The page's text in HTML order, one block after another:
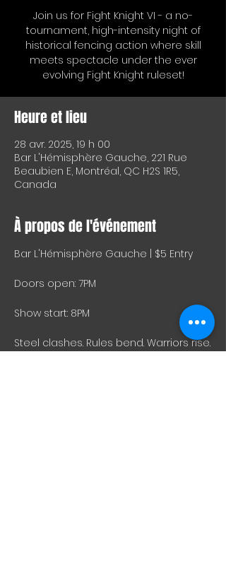
Join us for Fight Knight VI - a no-
tournament, high-intensity night of
historical fencing action where skill
meets spectacle under the ever
evolving Fight Knight ruleset!
Heure et lieu
28 avr. 2025, 19 h 00
Bar L'Hémisphère Gauche, 221 Rue
Beaubien E, Montréal, QC H2S 1R5,
Canada
À propos de l'événement
Bar L'Hémisphère Gauche | $5 Entry
Doors open: 7PM
Show start: 8PM
Steel clashes. Rules bend. Warriors rise.